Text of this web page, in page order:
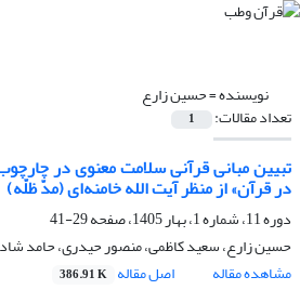
نویسنده =حسین زارع
تعداد مقالات: 1
تبیین مبانی قرآنی سلامت معنوی در
در قرآن» از منظر آیت الله خامنه‌ای (مدّ ظلّه)
دوره 11، شماره 1، بهار 1405، صفحه
29-41
حسین زارع، سعید کاظمی، منصور حیدری، حامد شاد
مشاهده مقاله
اصل مقاله 386.91 K